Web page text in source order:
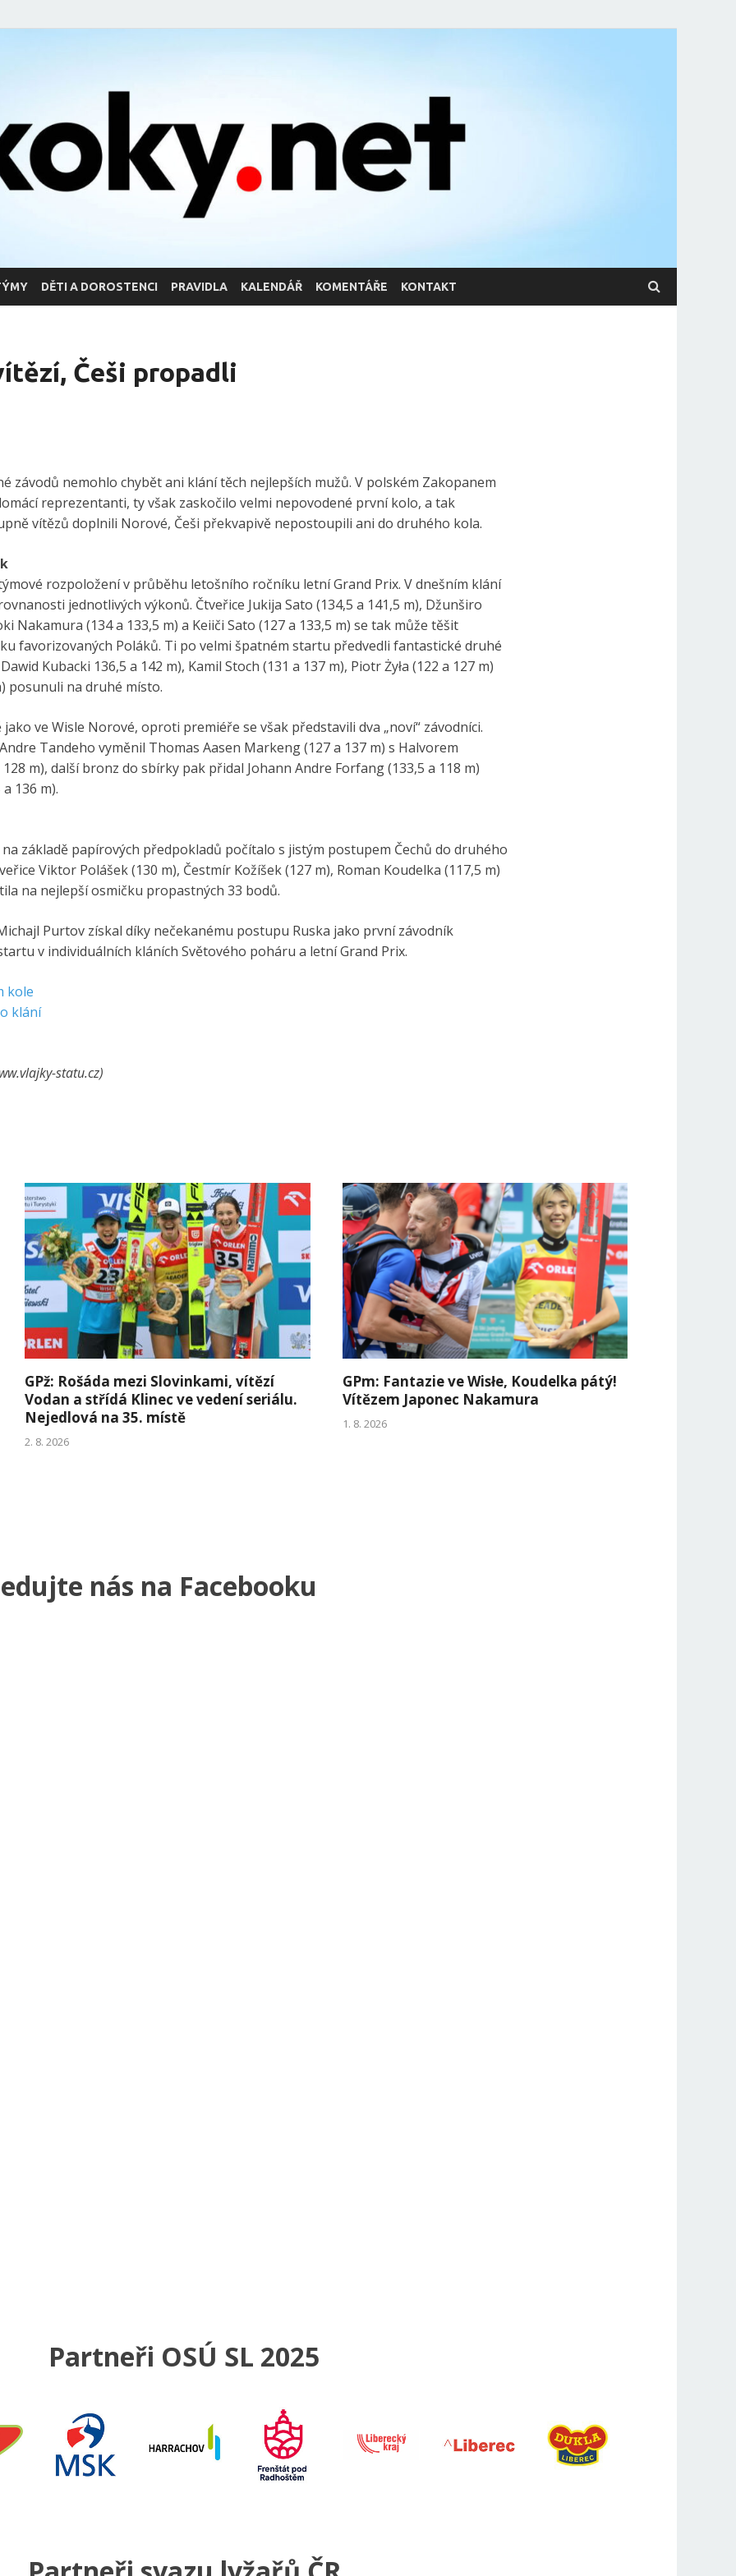
DĚTI A DOROSTENCI PRAVIDLA KALENDÁŘ KOMENTÁŘE KONTAKT
Češi propadli
závodů nemohlo chybět ani klání těch nejlepších mužů. V polském Zakopanem
reprezentanti, ty však zaskočilo velmi nepovodené první kolo, a tak
vítězů doplnili Norové, Češi překvapivě nepostoupili ani do druhého kola.
rozpoložení v průběhu letošního ročníku letní Grand Prix. V dnešním klání
jednotlivých výkonů. Čtveřice Jukija Sato (134,5 a 141,5 m), Džunširo
Nakamura (134 a 133,5 m) a Keiiči Sato (127 a 133,5 m) se tak může těšit
favorizovaných Poláků. Ti po velmi špatném startu předvedli fantastické druhé
Kubacki 136,5 a 142 m), Kamil Stoch (131 a 137 m), Piotr Żyła (122 a 127 m)
posunuli na druhé místo.
ve Wisle Norové, oproti premiéře se však představili dva „noví“ závodníci.
Tandeho vyměnil Thomas Aasen Markeng (127 a 137 m) s Halvorem
m), další bronz do sbírky pak přidal Johann Andre Forfang (133,5 a 118 m)
136 m).
základě papírových předpokladů počítalo s jistým postupem Čechů do druhého
Viktor Polášek (130 m), Čestmír Kožíšek (127 m), Roman Koudelka (117,5 m)
na nejlepší osmičku propastných 33 bodů.
Purtov získal díky nečekanému postupu Ruska jako první závodník
v individuálních kláních Světového poháru a letní Grand Prix.
kole
klání
statu.cz)
GPž: Rošáda mezi Slovinkami, vítězí
Vodan a střídá Klinec ve vedení seriálu.
Nejedlová na 35. místě
2. 8. 2026
GPm: Fantazie ve Wisłe, Koudelka pátý!
Vítězem Japonec Nakamura
1. 8. 2026
nás na Facebooku
Partneři OSÚ SL 2025